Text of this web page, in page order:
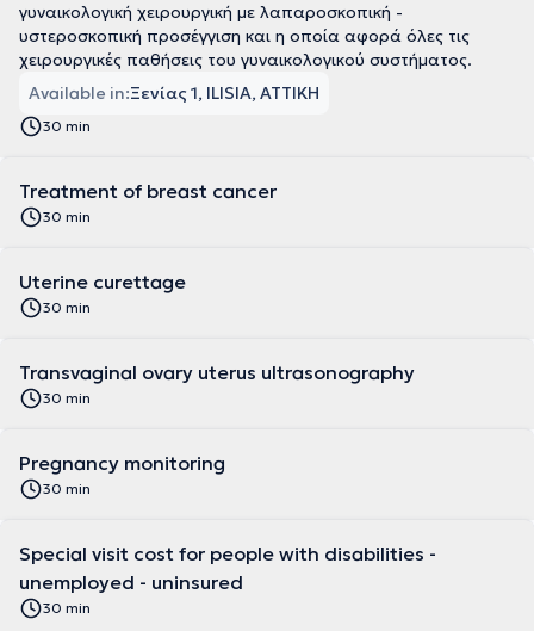
γυναικολογική χειρουργική με λαπαροσκοπική -
υστεροσκοπική προσέγγιση και η οποία αφορά όλες τις
χειρουργικές παθήσεις του γυναικολογικού συστήματος.
Available in:Ξενίας 1, ILISIA, ΑΤΤΙΚΗ
30 min
Treatment of breast cancer
30 min
Uterine curettage
30 min
Transvaginal ovary uterus ultrasonography
30 min
Pregnancy monitoring
30 min
Special visit cost for people with disabilities -
unemployed - uninsured
30 min